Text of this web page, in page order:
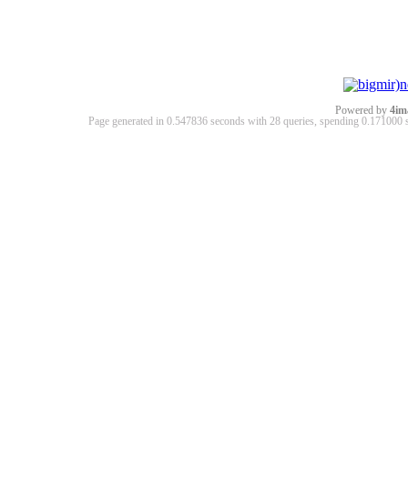
Powered by
Page generated in 0.547836 seconds with 28 queries, spending